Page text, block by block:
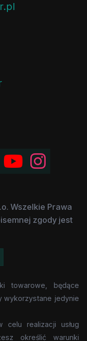
Wszelkie Prawa
zgody jest
towarowe, będące
wykorzystane jedynie
realizacji usług
określić warunki